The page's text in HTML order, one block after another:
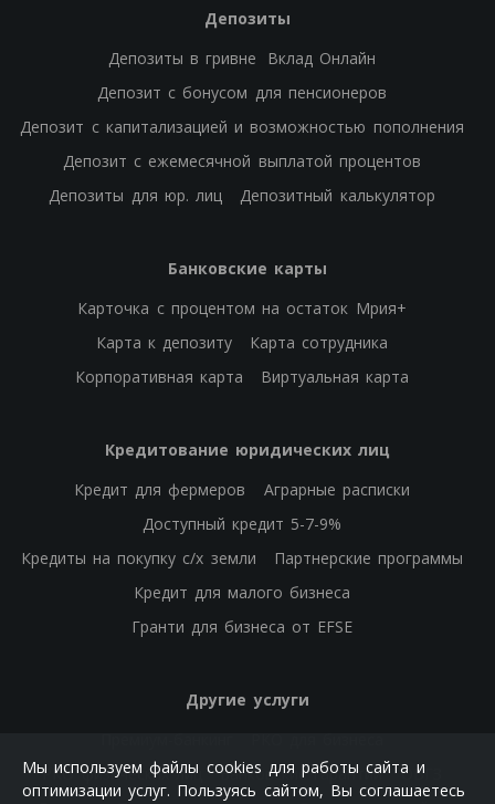
Депозиты
Депозиты в гривне
Вклад Онлайн
Депозит с бонусом для пенсионеров
Депозит с капитализацией и возможностью пополнения
Депозит с ежемесячной выплатой процентов
Депозиты для юр. лиц
Депозитный калькулятор
Банковские карты
Карточка с процентом на остаток Мрия+
Карта к депозиту
Карта сотрудника
Корпоративная карта
Виртуальная карта
Кредитование юридических лиц
Кредит для фермеров
Аграрные расписки
Доступный кредит 5-7-9%
Кредиты на покупку с/х земли
Партнерские программы
Кредит для малого бизнеса
Гранти для бизнеса от EFSE
Другие услуги
РКО физических лиц
Банковские гарантии
ОВГЗ
Мы используем файлы cookies для работы сайта и
оптимизации услуг. Пользуясь сайтом, Вы соглашаетесь